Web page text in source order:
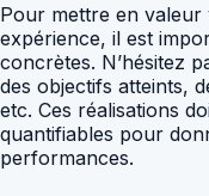
Pour mettre en
expérience, il est
concrètes. N’hésitez
des objectifs atteints,
etc. Ces réalisations
quantifiables pour
performances.